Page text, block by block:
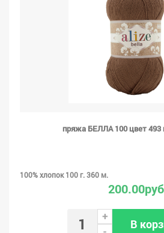
пряжа БЕЛЛА 100 цвет 493
100% хлопок 100 г. 360 м.
+
В